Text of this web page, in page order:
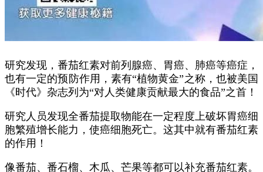
研究发现，番茄红素对前列腺癌、胃癌、肺癌等癌症，
也有一定的预防作用，素有“植物黄金”之称，也被美国
《时代》杂志列为“对人类健康贡献最大的食品”之首！
研究人员发现全番茄提取物能在一定程度上破坏胃癌细
胞繁殖增长能力，使癌细胞死亡。这其中就有番茄红素
的作用！
像番茄、番石榴、木瓜、芒果等都可以补充番茄红素。